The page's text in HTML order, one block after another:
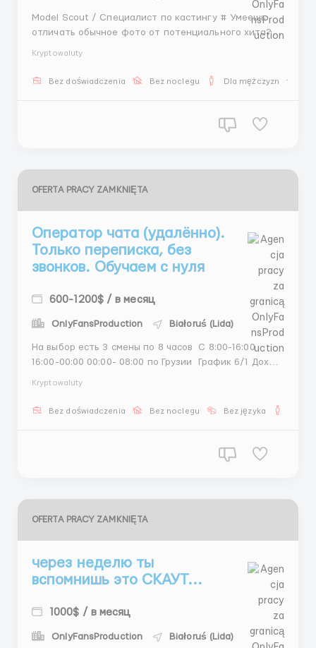
Model Scout / Специалист по кастингу # Умеешь
отличать обычное фото от потенциального хита?
будущих моделей 📸 Качественный отбор лучших
Kryptowaluty
Bez doświadczenia Bez noclegu Dla mężczyzn
OFERTA PRACY ZAMKNIĘTA
Оператор чата (удалённо).
Только переписка, без
звонков. Обучаем с нуля
600-1200$ / в месяц
OnlyFansProduction Białoruś (Lida)
На выбор есть 3 смены по 8 часов С 8:00-16:00
16:00-00:00 00:00- 08:00 по Грузии График 6/1 Доход
полного нуля, длится всего 3 дня Полная поддержка
Kryptowaluty
Bez doświadczenia Bez noclegu Bez języka
OFERTA PRACY ZAMKNIĘTA
через неделю ты
вспомнишь это СКАУТ...
1000$ / в месяц
OnlyFansProduction Białoruś (Lida)